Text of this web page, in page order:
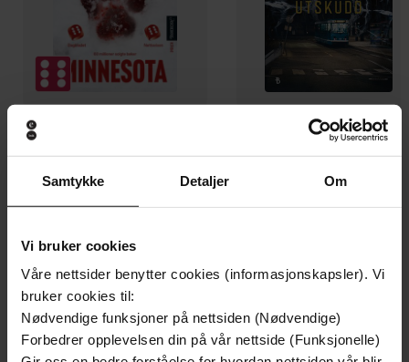
Samtykke Detaljer Om
Vi bruker cookies
Våre nettsider benytter cookies (informasjonskapsler). Vi
bruker cookies til:
Nødvendige funksjoner på nettsiden (Nødvendige)
Forbedrer opplevelsen din på vår nettside (Funksjonelle)
Jo Nesbø
EBOK
349,-
Jørn Lier Horst
EBOK
Undertittel Easy everyday dishes
Forfattere Sabrina Ghayour(forfatter)